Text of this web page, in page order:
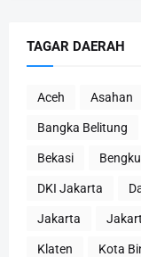
TAGAR DAERAH
Aceh Asahan
Bangka Belitung
Bekasi
DKI Jakarta
Jakarta
Klaten Kota